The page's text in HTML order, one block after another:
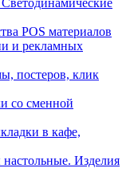
POS материалов
и рекламных
постеров, клик
со сменной
в кафе,
Изделия